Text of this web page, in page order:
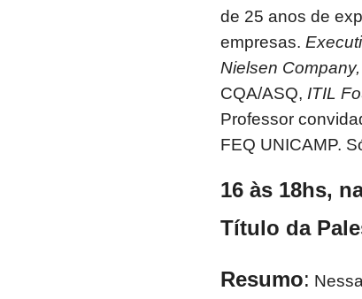
de 25 anos de
empresas.
Nielsen
CQA/ASQ, ITIL
Professor
FEQ UNICAMP.
16 às 18hs,
Título da
Resumo: